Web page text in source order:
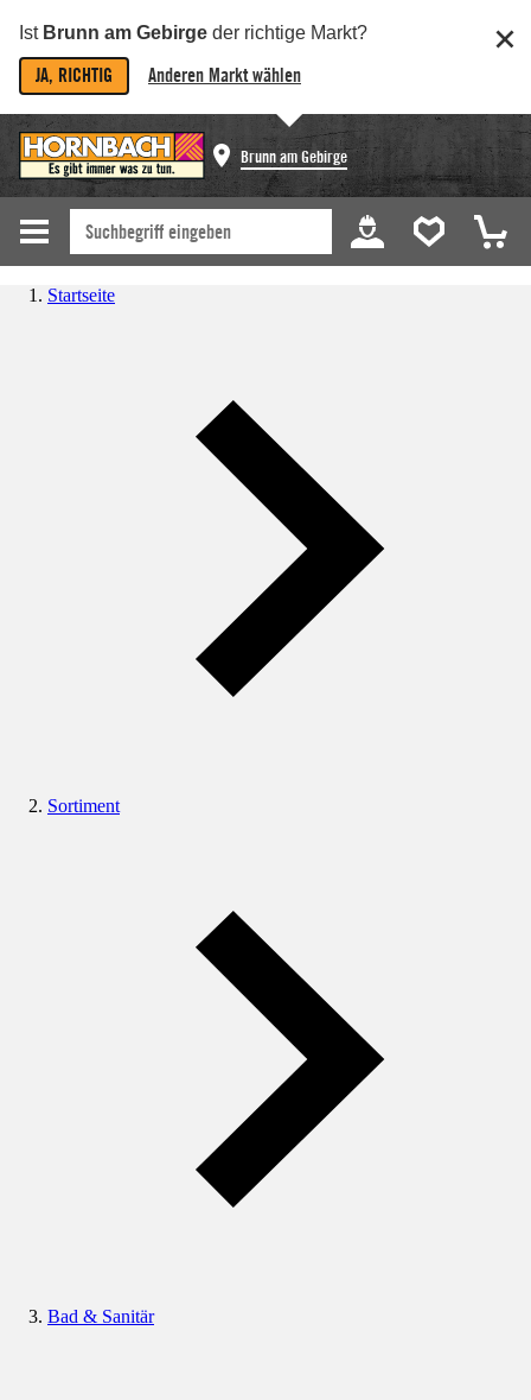
Ist Brunn am Gebirge der richtige Markt?
JA, RICHTIG Anderen Markt wählen
Brunn am Gebirge
Startseite
Sortiment
Bad & Sanitär